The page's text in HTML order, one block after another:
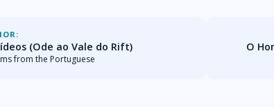
(Ode ao Vale do Rift)
from the Portuguese
O